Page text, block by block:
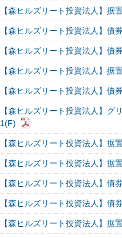
【森ヒルズリート投資法人】据
【森ヒルズリート投資法人】債
【森ヒルズリート投資法人】債
【森ヒルズリート投資法人】据
【森ヒルズリート投資法人】債
【森ヒルズリート投資法人】
1(F)
【森ヒルズリート投資法人】据
【森ヒルズリート投資法人】据
【森ヒルズリート投資法人】債
【森ヒルズリート投資法人】債
【森ヒルズリート投資法人】据